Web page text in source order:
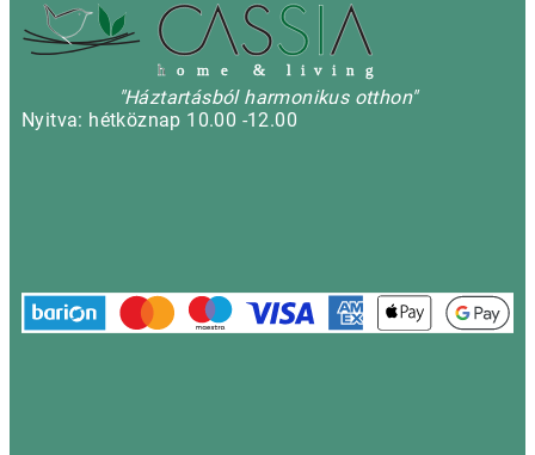
h o m e & l i v i n g
"Háztartásból harmonikus otthon"
Nyitva: hétköznap 10.00 -12.00